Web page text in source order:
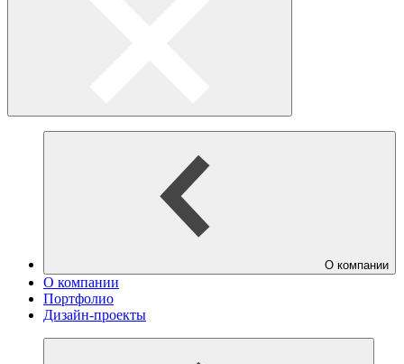
О компании
О компании
Портфолио
Дизайн-проекты